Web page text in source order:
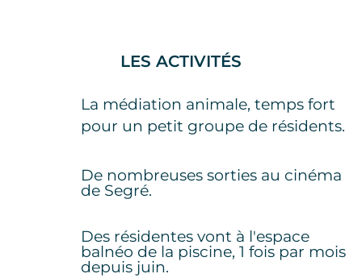
LES ACTIVITÉS
La médiation animale, temps fort
pour un petit groupe de résidents.
De nombreuses sorties au cinéma
de Segré.
Des résidentes vont à l'espace
balnéo de la piscine, 1 fois par mois
depuis juin.